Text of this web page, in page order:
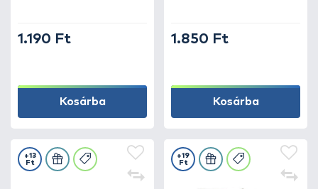
1.190 Ft
Kosárba
1.850 Ft
Kosárba
+13
Ft
+19
Ft